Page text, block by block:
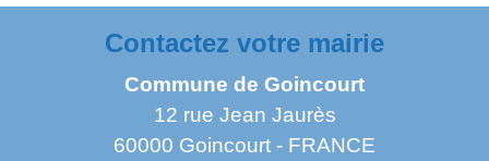
Contactez votre mairie
Commune de Goincourt
12 rue Jean Jaurès
60000 Goincourt - FRANCE